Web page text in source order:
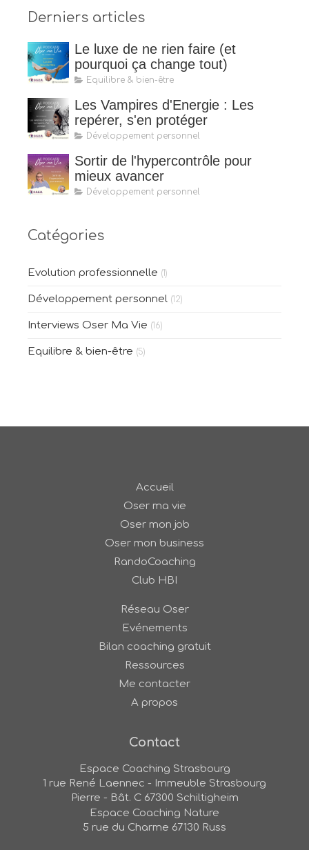
Derniers articles
Le luxe de ne rien faire (et
pourquoi ça change tout)
Equilibre & bien-être
Les Vampires d'Energie : Les
repérer, s'en protéger
Développement personnel
Sortir de l'hypercontrôle pour
mieux avancer
Développement personnel
Catégories
Evolution professionnelle (1)
Développement personnel (12)
Interviews Oser Ma Vie (16)
Equilibre & bien-être (5)
Accueil
Oser ma vie
Oser mon job
Oser mon business
RandoCoaching
Club HBI
Réseau Oser
Evénements
Bilan coaching gratuit
Ressources
Me contacter
A propos
Contact
Espace Coaching Strasbourg
1 rue René Laennec - Immeuble Strasbourg
Pierre - Bât. C 67300 Schiltigheim
Espace Coaching Nature
5 rue du Charme 67130 Russ